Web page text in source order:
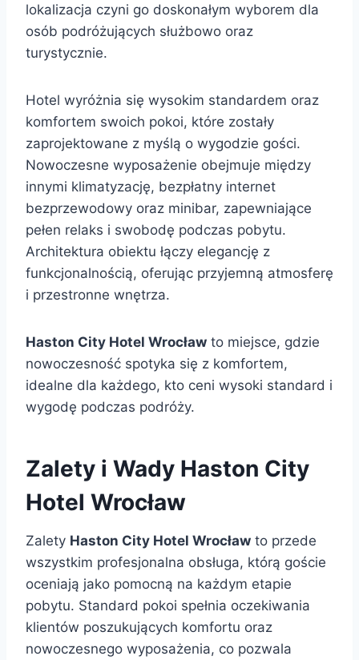
lokalizacja czyni go doskonałym wyborem dla
osób podróżujących służbowo oraz
turystycznie.
Hotel wyróżnia się wysokim standardem oraz
komfortem swoich pokoi, które zostały
zaprojektowane z myślą o wygodzie gości.
Nowoczesne wyposażenie obejmuje między
innymi klimatyzację, bezpłatny internet
bezprzewodowy oraz minibar, zapewniające
pełen relaks i swobodę podczas pobytu.
Architektura obiektu łączy elegancję z
funkcjonalnością, oferując przyjemną atmosferę
i przestronne wnętrza.
Haston City Hotel Wrocław to miejsce, gdzie
nowoczesność spotyka się z komfortem,
idealne dla każdego, kto ceni wysoki standard i
wygodę podczas podróży.
Zalety i Wady Haston City
Hotel Wrocław
Zalety Haston City Hotel Wrocław to przede
wszystkim profesjonalna obsługa, którą goście
oceniają jako pomocną na każdym etapie
pobytu. Standard pokoi spełnia oczekiwania
klientów poszukujących komfortu oraz
nowoczesnego wyposażenia, co pozwala